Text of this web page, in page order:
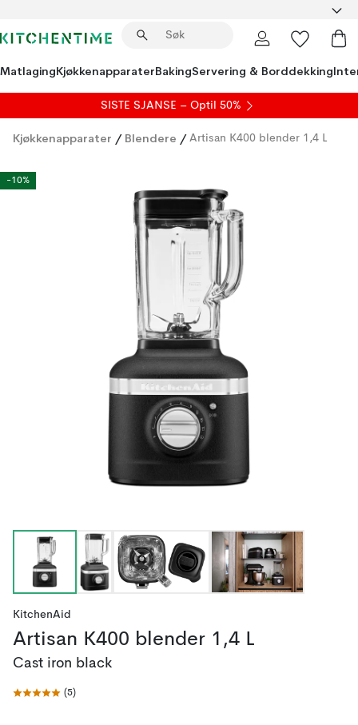
MatlagingKjøkkenapparaterBakingServering & Borddekking
SISTE SJANSE – Optil 50%
Kjøkkenapparater / Blendere / Artisan K400 blender 1,4 L
-10%
KitchenAid
Artisan K400 blender 1,4 L
Cast iron black
(5)